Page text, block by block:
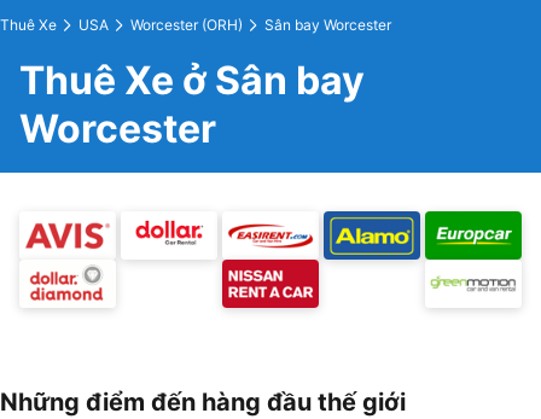
Thuê Xe USA Worcester (ORH) Sân bay Worcester
Thuê Xe ở Sân bay
Worcester
Những điểm đến hàng đầu thế giới